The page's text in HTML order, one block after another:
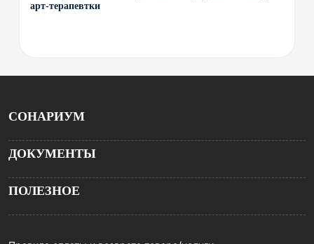
арт-терапевтки
СОНАРИУМ
ДОКУМЕНТЫ
ПОЛЕЗНОЕ